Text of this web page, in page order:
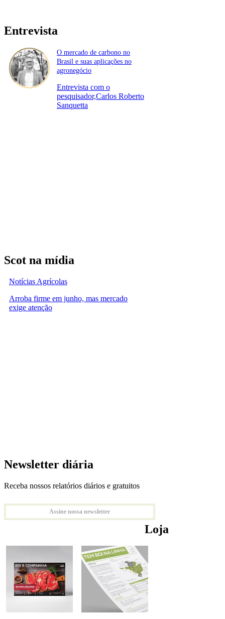
Entrevista
O mercado de carbono no
Brasil e suas aplicações no
agronegócio
Entrevista com o
pesquisador,Carlos Roberto
Sanquetta
Scot na mídia
Notícias Agrícolas
Arroba firme em junho, mas mercado
exige atenção
Newsletter diária
Receba nossos relatórios diários e gratuitos
Assine nossa newsletter
Loja